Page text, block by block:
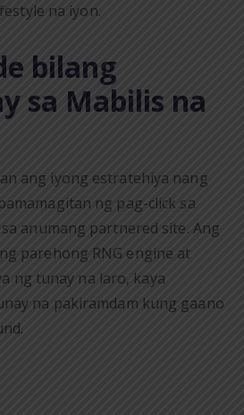
na iyon.
bilang
sa Mabilis na
ang iyong estratehiya nang
ng pag-click sa
anumang partnered site. Ang
parehong RNG engine at
ng tunay na laro, kaya
na pakiramdam kung gaano